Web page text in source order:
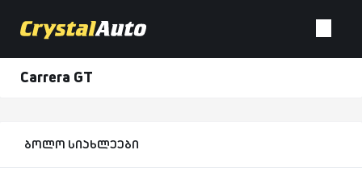
Carrera GT
ბოლო სიახლეები